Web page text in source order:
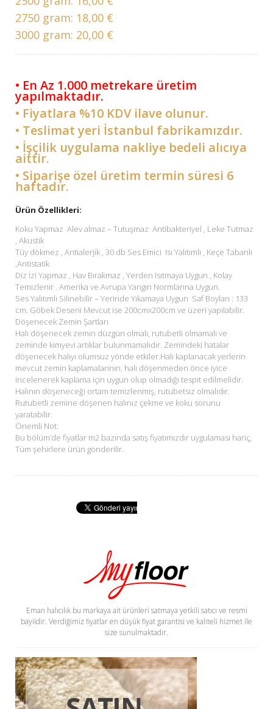
2750 gram: 18,00 €
3000 gram: 20,00 €
• En Az 1.000 metrekare üretim
yapılmaktadır.
• Fiyatlara %10 KDV ilave olunur.
• Teslimat yeri İstanbul fabrikamızdır.
• İşçilik uygulama nakliye bedeli alıcıya
aittir.
• Siparişe özel üretim termin süresi 6
haftadır.
Ürün Özellikleri:
Koku Yapmaz Alev almaz – Tutuşmaz Antibakteriyel , Leke Tutmaz
, Akustik
Tüy dökmez , Antialerjik , 30 db Ses Emici Isı Yalıtımlı , Keçe Tabanlı
,Antistatik
Diz İzi Yapmaz , Hav Bırakmaz , Yerden Isıtmaya Uygun , Kolay
Temizlenir . Amerika ve Avrupa Yangın Normlarına Uygun.
Ses Yalıtımlı Silinebilir – Yerinde Yıkamaya Uygun Saf Boyları : 133
cm. Göbek Deseni Mevcut ise 200cmx200cm ve üzeri yapılabilir.
Döşenecek Zemin Şartları
Halı döşenecek zemin düzgün olmalı, rutubetli olmamalı ve
zeminde kimyevi artıklar bulunmamalıdır. Zemindeki hatalar
döşenecek halıyı olumsuz yönde etkiler.Halı kaplanacak yerlerin
mevcut zemin kaplamalarının, halı döşenmeden önce iyice
incelenerek kaplama için uygun olup olmadığı tespit edilmelidir.
Halının döşeneceği ortam temizlenmiş, rutubetsiz olmalıdır.
Rutubetli zemine döşenen halınız çekme ve koku sorunu
yaratabilir.
Önemli Not:
Bu bölüm’de fiyatlar m2 bazında satış fiyatımızdır uygulaması hariç,
Tüm şehirlere ürün gönderilir.
Eman halıcılık bu markaya ait ürünleri satmaya yetkili satıcı ve resmi
bayiidir. Verdiğimiz fiyatlar en düşük fiyat garantisi ve kaliteli hizmet ile
size sunulmaktadır.